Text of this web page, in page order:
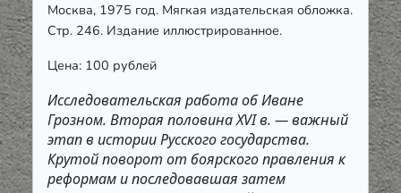
Москва, 1975 год. Мягкая издательская обложка.
Стр. 246. Издание иллюстрированное.
Цена: 100 рублей
Исследовательская работа об Иване
Грозном. Вторая половина XVI в. — важный
этап в истории Русского государства.
Крутой поворот от боярского правления к
реформам и последовавшая затем